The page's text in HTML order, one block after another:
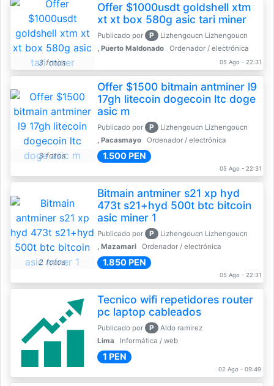
3 fotos
Offer $1000usdt goldshell xtm
xt xt box 580g asic tari miner
Publicado por P
Lizhengoucn Lizhengoucn
, Puerto Maldonado
Ordenador / electrónica
05 Ago - 22:31
3 fotos
Offer $1500 bitmain antminer l9
17gh litecoin dogecoin ltc doge
asic m
Publicado por P
Lizhengoucn Lizhengoucn
, Pacasmayo
Ordenador / electrónica
1.500 PEN
05 Ago - 22:31
2 fotos
Bitmain antminer s21 xp hyd
473t s21+hyd 500t btc bitcoin
asic miner 1
Publicado por P
Lizhengoucn Lizhengoucn
, Mazamari
Ordenador / electrónica
1.850 PEN
05 Ago - 22:31
Tecnico wifi repetidores router
pc laptop cableados
Publicado por P
Aldo ramirez
Lima
Informática / web
1 PEN
02 Ago - 09:49